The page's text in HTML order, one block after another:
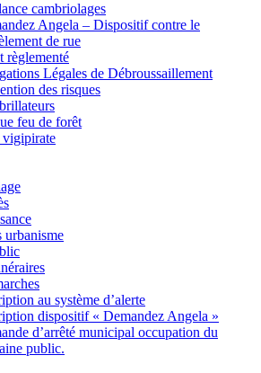
cambriolages
Angela – Dispositif contre le
de rue
règlementé
Légales de Débroussaillement
des risques
feu de forêt
vigipirate
urbanisme
au système d’alerte
dispositif « Demandez Angela »
d’arrêté municipal occupation du
public.